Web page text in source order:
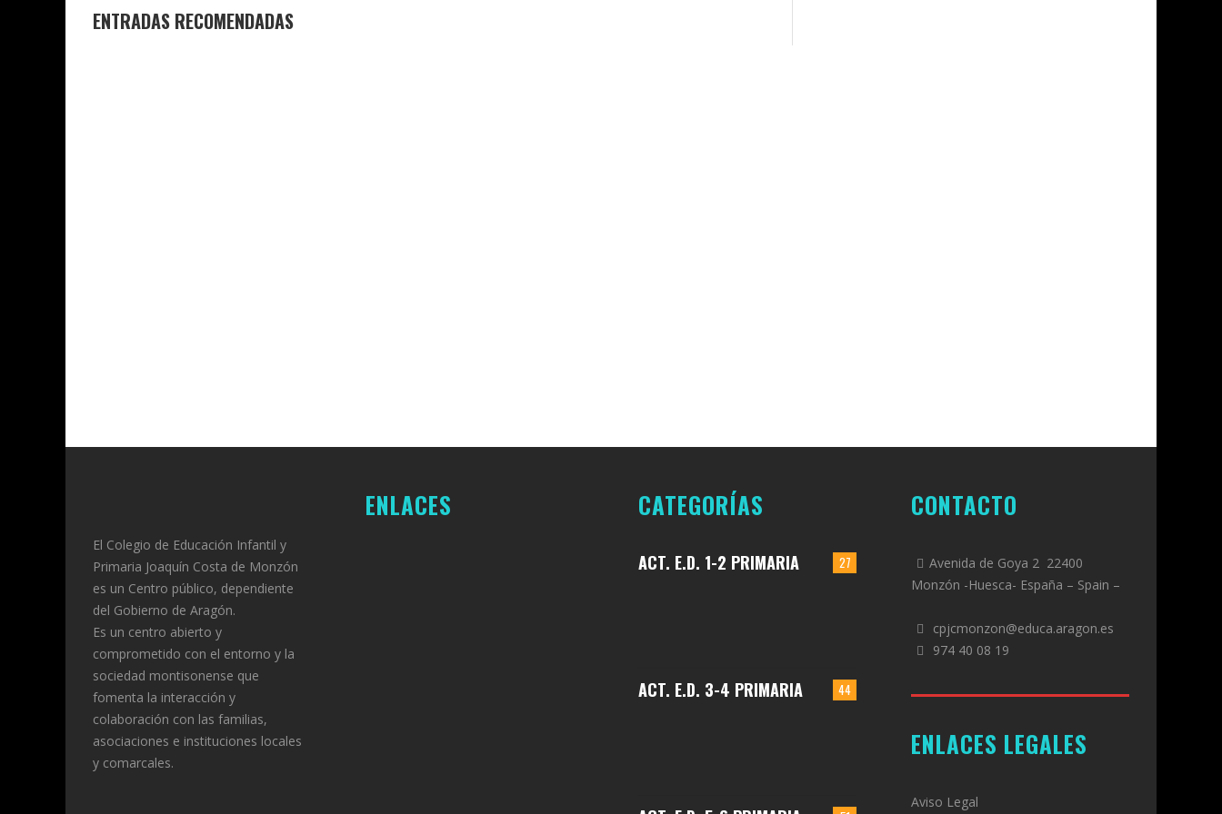
ENTRADAS RECOMENDADAS
El Colegio de Educación Infantil y
Primaria Joaquín Costa de Monzón
es un Centro público, dependiente
del Gobierno de Aragón.
Es un centro abierto y
comprometido con el entorno y la
sociedad montisonense que
fomenta la interacción y
colaboración con las familias,
asociaciones e instituciones locales
y comarcales.
ENLACES CATEGORÍAS
27
ACT. E.D. 1-2 PRIMARIA
44
ACT. E.D. 3-4 PRIMARIA
CONTACTO
Avenida de Goya 2 22400
Monzón -Huesca- España – Spain –
cpjcmonzon@educa.aragon.es
974 40 08 19
ENLACES LEGALES
Aviso Legal